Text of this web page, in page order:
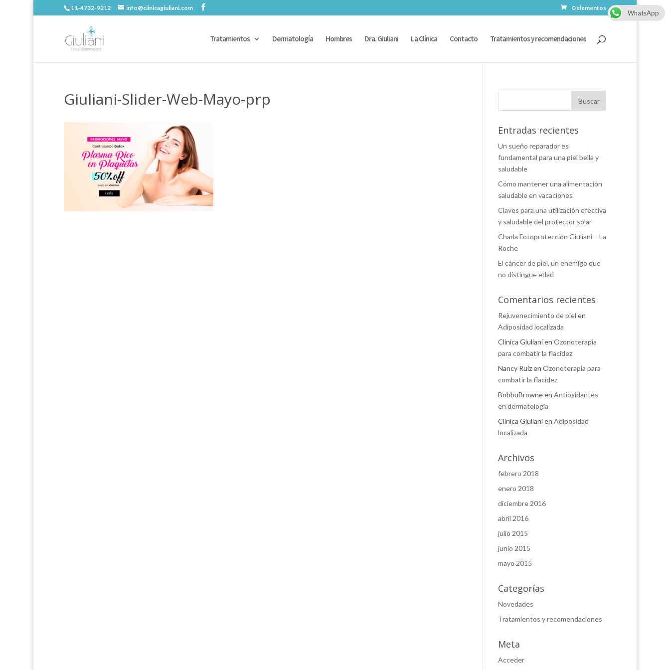
11-4732-9212 info@clinicagiuliani.com 0 elementos
Tratamientos Dermatología Hombres Dra. Giuliani La Clínica Contacto Tratamientos y recomendaciones
Giuliani-Slider-Web-Mayo-prp
Entradas recientes
Un sueño reparador es
fundamental para una piel bella y
saludable
Cómo mantener una alimentación
saludable en vacaciones
Claves para una utilización efectiva
y saludable del protector solar
Charla Fotoprotección Giuliani – La
Roche
El cáncer de piel, un enemigo que
no distingue edad
Comentarios recientes
Rejuvenecimiento de piel en
Adiposidad localizada
Clínica Giulianien Ozonoterapia
para combatir la flacidez
Nancy Ruizen Ozonoterapia para
combatir la flacidez
BobbuBrowneen Antioxidantes
en dermatología
Clínica Giulianien Adiposidad
localizada
Archivos
febrero 2018
enero 2018
diciembre 2016
abril 2016
julio 2015
junio 2015
mayo 2015
Categorías
Novedades
Tratamientos y recomendaciones
Meta
Acceder
WhatsApp